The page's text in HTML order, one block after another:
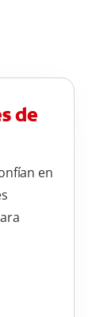
(parte
No se
de
en